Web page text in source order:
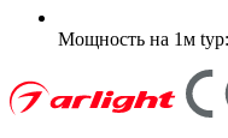
Мощность на 1м